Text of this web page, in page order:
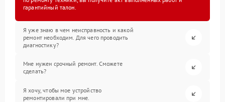
гарантийный талон.
Я уже знаю в чем неисправность и какой
ремонт необходим. Для чего проводить
диагностику?
Мне нужен срочный ремонт. Сможете
сделать?
Я хочу, чтобы мое устройство
ремонтировали при мне.